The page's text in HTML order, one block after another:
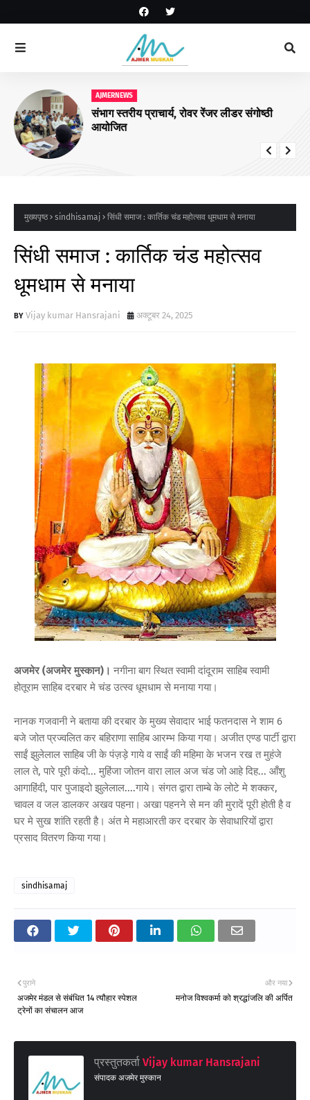
AJMERNEWS
संभाग स्तरीय प्राचार्य, रोवर रेंजर लीडर संगोष्ठी
आयोजित
मुख्यपृष्ठ sindhisamaj सिंधी समाज : कार्तिक चंड महोत्सव धूमधाम से मनाया
सिंधी समाज : कार्तिक चंड महोत्सव
धूमधाम से मनाया
Vijay kumar Hansrajani अक्टूबर 24, 2025
अजमेर (अजमेर मुस्कान)। नगीना बाग स्थित स्वामी दांदूराम साहिब स्वामी
होतूराम साहिब दरबार मे चंड उत्स्व धूमधाम से मनाया गया।
नानक गजवानी ने बताया की दरबार के मुख्य सेवादार भाई फतनदास ने शाम 6
बजे जोत प्रज्वलित कर बहिराणा साहिब आरम्भ किया गया। अजीत एण्ड पार्टी द्वारा
साईं झुलेलाल साहिब जी के पंज़ड़े गाये व साईं की महिमा के भजन रख त मुहंजे
लाल ते, पारे पूरी कंदो... मुहिंजा जोतन वारा लाल अज चंड जो आहे दिह... आँशु
आगाहिंदी, पार पुजाइदो झुलेलाल....गाये। संगत द्वारा ताम्बे के लोटे मे शक्कर,
चावल व जल डालकर अखव पहना। अखा पहनने से मन की मुरादें पूरी होती है व
घर मे सुख शांति रहती है। अंत मे महाआरती कर दरबार के सेवाधारियों द्वारा
प्रसाद वितरण किया गया।
sindhisamaj
और नया
मनोज विश्वकर्मा को श्रद्धांजलि की अर्पित
पुराने
अजमेर मंडल से संबंधित 14 त्यौहार स्पेशल
ट्रेनों का संचालन आज
प्रस्तुतकर्ता Vijay kumar Hansrajani
संपादक अजमेर मुस्कान